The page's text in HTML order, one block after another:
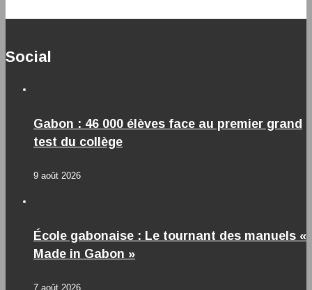
Social
Gabon : 46 000 élèves face au premier grand
test du collège
9 août 2026
École gabonaise : Le tournant des manuels «
Made in Gabon »
7 août 2026